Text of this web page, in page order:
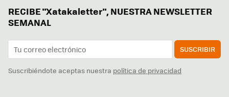
RECIBE "Xatakaletter", NUESTRA NEWSLETTER
SEMANAL
SUSCRIBIR
Suscribiéndote aceptas nuestra política de privacidad